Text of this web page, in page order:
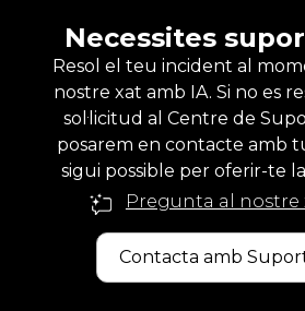
Necessites
Resol el teu incident al
nostre xat amb IA. Si no es
sol·licitud al Centre de
posarem en contacte amb
sigui possible per oferir-te
Pregunta al nostre
Contacta amb